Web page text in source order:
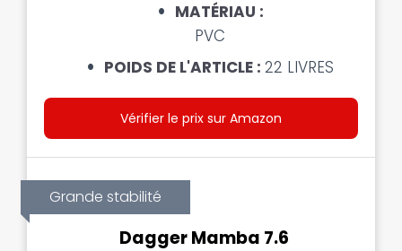
MATÉRIAU :
PVC
POIDS DE L'ARTICLE : 22 LIVRES
Vérifier le prix sur Amazon
Grande stabilité
Dagger Mamba 7.6